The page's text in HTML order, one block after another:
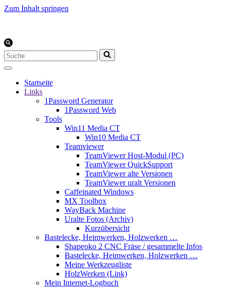
Zum Inhalt springen
Suchen
nach …
Startseite
Links
1Password Generator
1Password Web
Tools
Win11 Media CT
Win10 Media CT
Teamviewer
TeamViewer Host-Modul (PC)
TeamViewer QuickSupport
TeamViewer alte Versionen
TeamViewer uralt Versionen
Caffeinated Windows
MX Toolbox
WayBack Machine
Uralte Fotos (Archiv)
Kurzübersicht
Bastelecke, Heimwerken, Holzwerken …
Shapeoko 2 CNC Fräse / gesammelte Infos
Bastelecke, Heimwerken, Holzwerken …
Meine Werkzeugliste
HolzWerken (Link)
Mein Internet-Logbuch